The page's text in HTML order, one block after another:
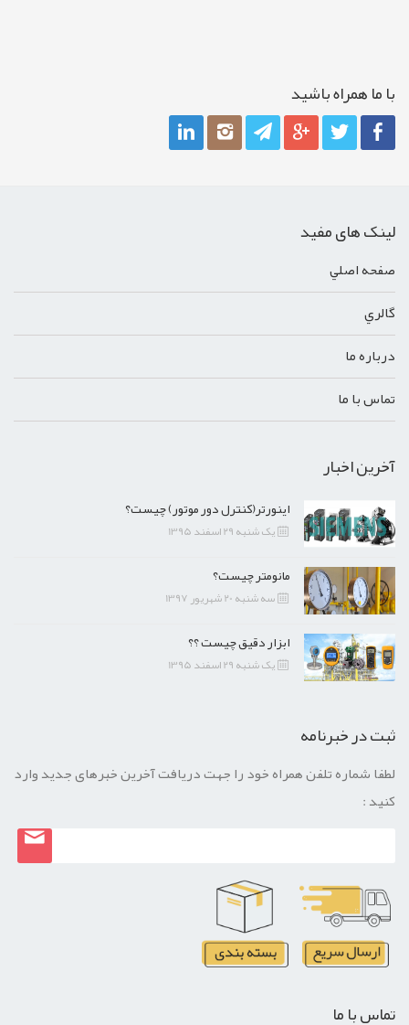
با ما همراه باشيد
لینک های مفید
صفحه اصلي
گالري
درباره ما
تماس با ما
آخرین اخبار
اینورتر(کنترل دور موتور) چیست؟
یک شنبه 29 اسفند 1395
مانومتر چیست؟
سه شنبه 20 شهریور 1397
ابزار دقیق چیست ؟؟
یک شنبه 29 اسفند 1395
ثبت در خبرنامه
لطفا شماره تلفن همراه خود را جهت دریافت آخرین خبرهای جدید وارد
کنید :
تماس با ما